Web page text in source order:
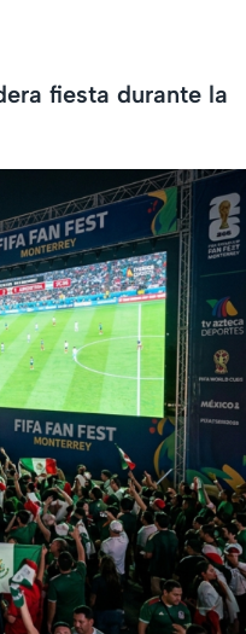
fiesta durante la